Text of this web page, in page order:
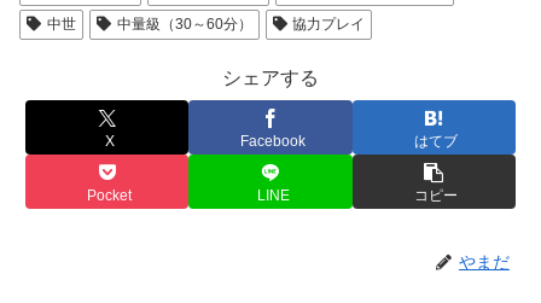
中世
中量級（30～60分） 協力プレイ
シェアする
X Facebook はてブ
Pocket LINE コピー
やまだ